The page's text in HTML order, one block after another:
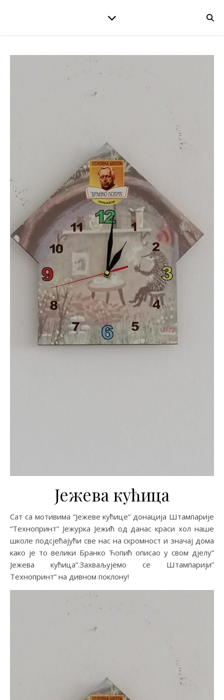
Јежева кућица
Сат са мотивима “Јежеве кућице” донација Штампарије
“Технопринт” Јежурка Јежић од данас краси хол наше
школе подсјећајући све нас на скромност и значај дома
како је то велики Бранко Ћопић описао у свом дјелу”
Јежева кућица”.Захваљујемо се Штампарији”
Технопринт” на дивном поклону!